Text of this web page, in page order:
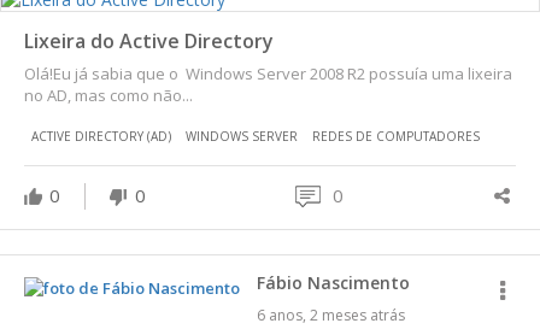
Lixeira do Active Directory
Olá!Eu já sabia que o Windows Server 2008 R2 possuía uma lixeira
no AD, mas como não...
ACTIVE DIRECTORY (AD) WINDOWS SERVER REDES DE COMPUTADORES
0 0 0
Fábio Nascimento
6 anos, 2 meses atrás